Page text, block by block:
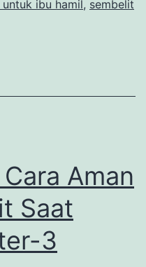
yang
untuk ibu hamil, sembelit
Aman
Saat
3